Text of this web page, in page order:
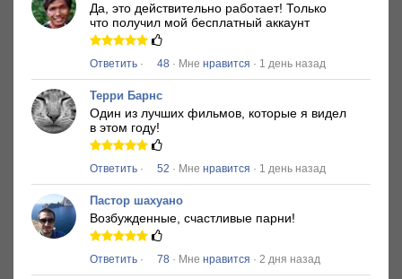
Да, это действительно работает! Только
что получил мой бесплатный аккаунт
Ответить · 48 · Мне нравится · 1 день назад
Терри Барнс
Один из лучших фильмов, которые я видел
в этом году!
Ответить · 52 · Мне нравится · 1 день назад
Пастор шахуано
Возбужденные, счастливые парни!
Ответить · 78 · Мне нравится · 2 дня назад